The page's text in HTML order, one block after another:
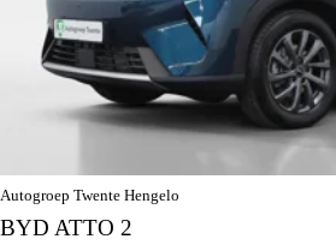
Autogroep Twente Hengelo
BYD ATTO 2